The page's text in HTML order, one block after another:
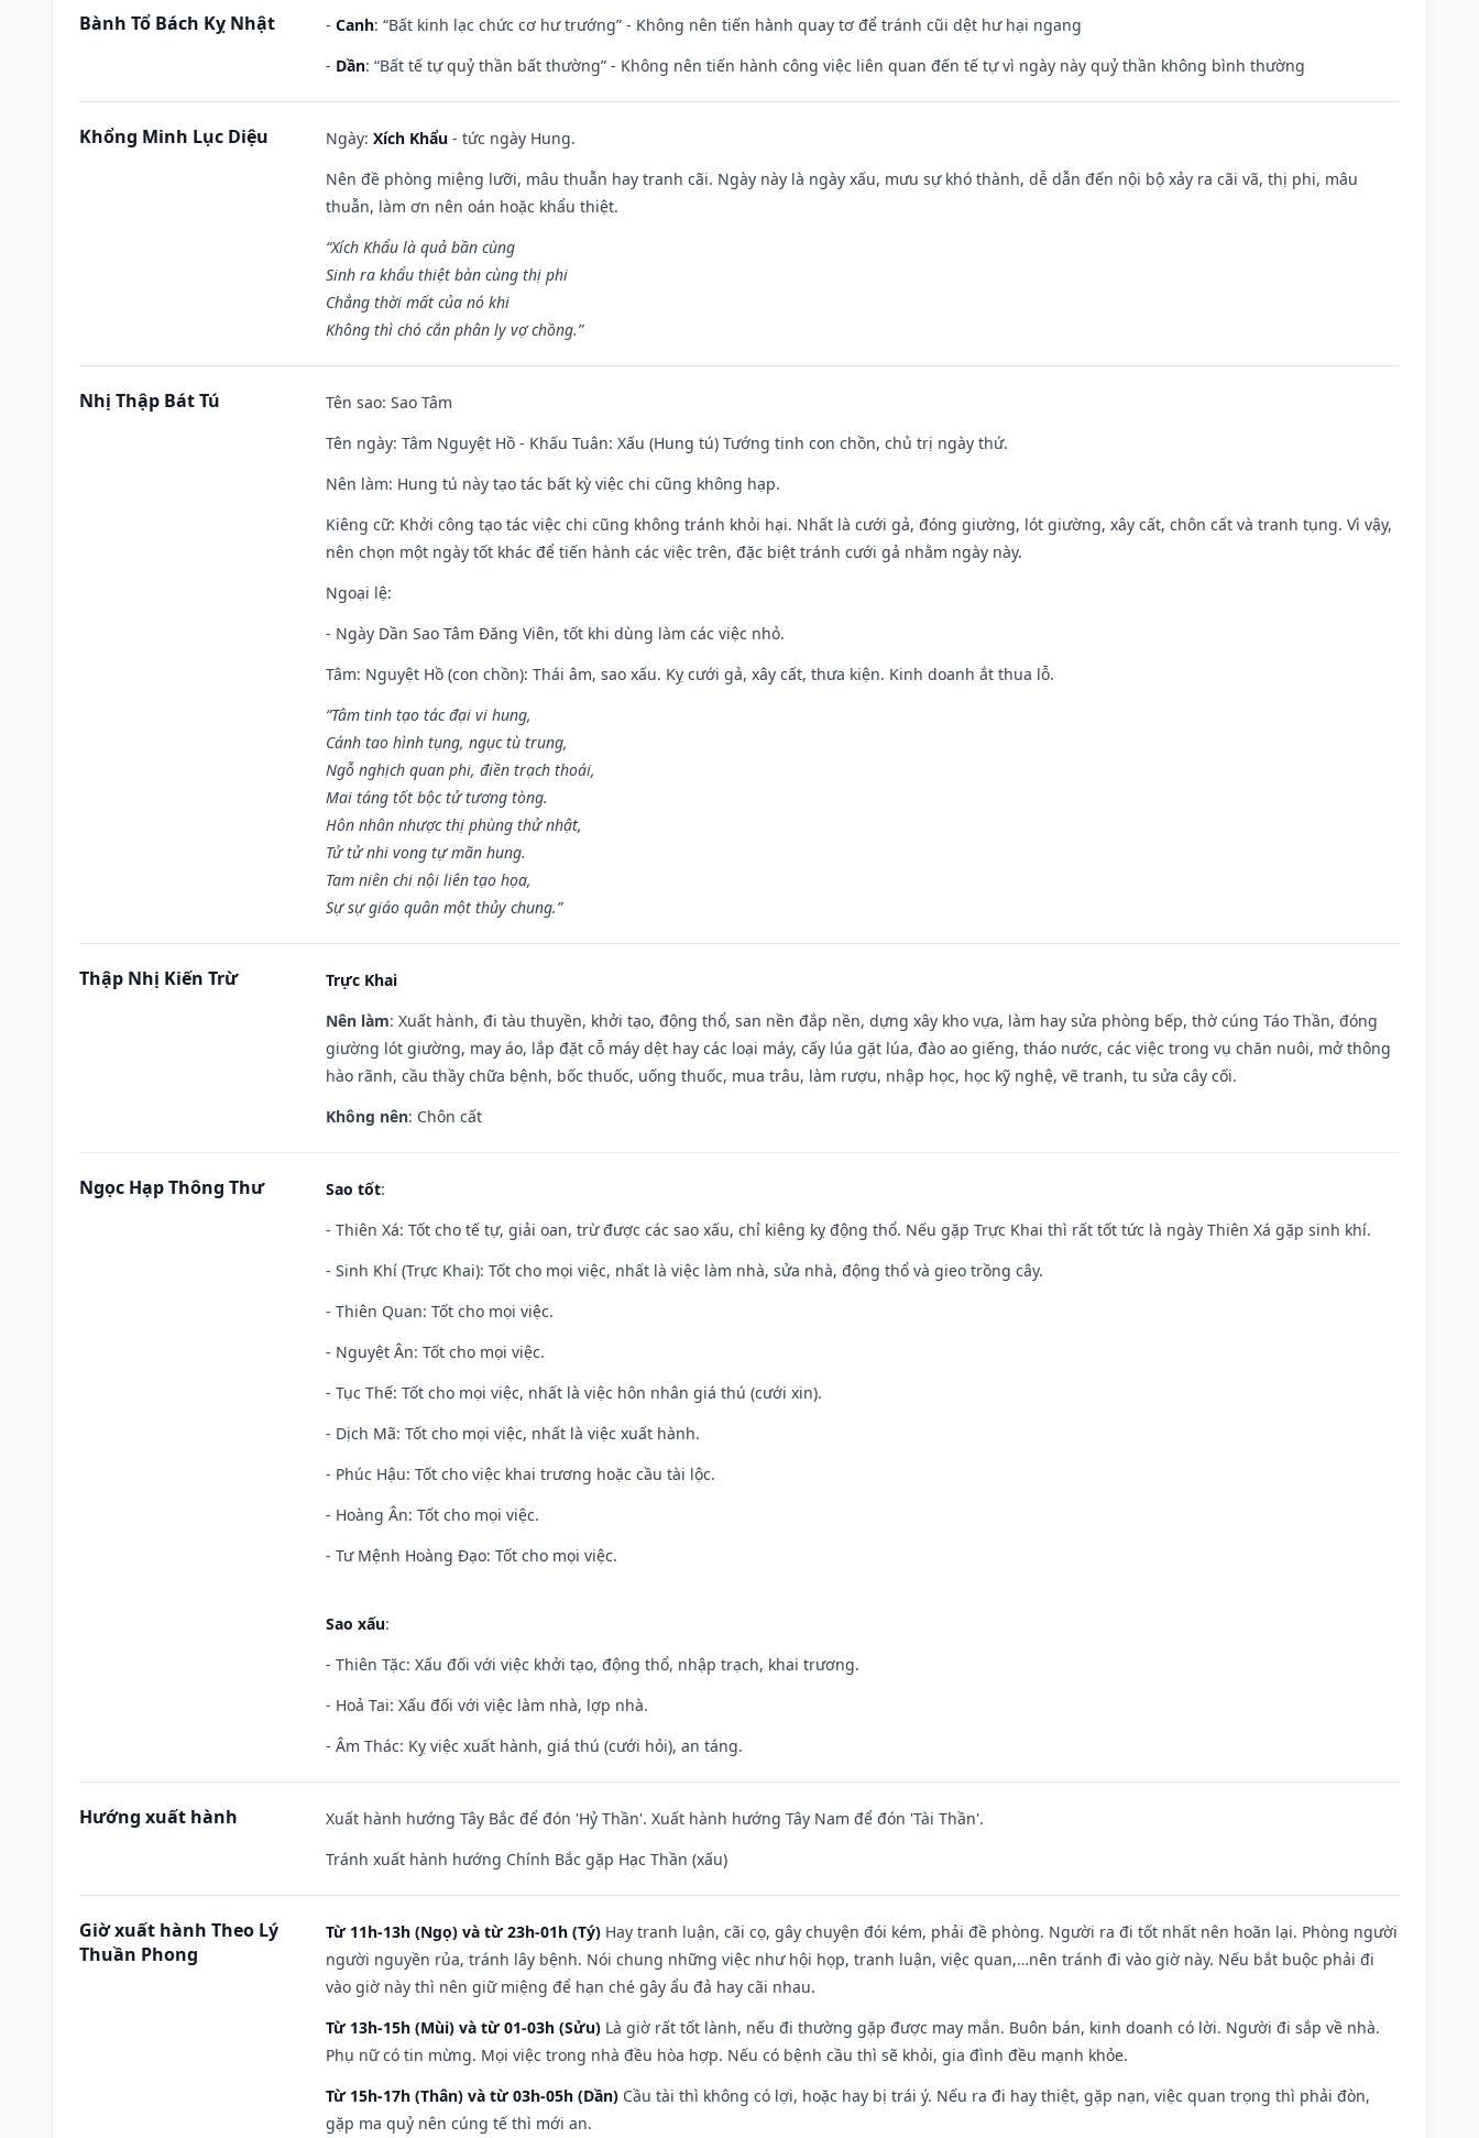
Bành Tổ Bách Kỵ Nhật - Canh: “Bất kinh lạc chức cơ hư trướng” - Không nên tiến hành quay tơ để tránh cũi dệt hư hại ngang
- Dần: “Bất tế tự quỷ thần bất thường” - Không nên tiến hành công việc liên quan đến tế tự vì ngày này quỷ thần không bình thường
Khổng Minh Lục Diệu Ngày: Xích Khẩu - tức ngày Hung.
Nên đề phòng miệng lưỡi, mâu thuẫn hay tranh cãi. Ngày này là ngày xấu, mưu sự khó thành, dễ dẫn đến nội bộ xảy ra cãi vã, thị phi, mâu
thuẫn, làm ơn nên oán hoặc khẩu thiệt.
“Xích Khẩu là quả bần cùng
Sinh ra khẩu thiệt bàn cùng thị phi
Chẳng thời mất của nó khi
Không thì chó cắn phân ly vợ chồng.”
Nhị Thập Bát Tú Tên sao: Sao Tâm
Tên ngày: Tâm Nguyệt Hồ - Khấu Tuân: Xấu (Hung tú) Tướng tinh con chồn, chủ trị ngày thứ.
Nên làm: Hung tú này tạo tác bất kỳ việc chi cũng không hạp.
Kiêng cữ: Khởi công tạo tác việc chi cũng không tránh khỏi hại. Nhất là cưới gả, đóng giường, lót giường, xây cất, chôn cất và tranh tụng. Vì vậy,
nên chọn một ngày tốt khác để tiến hành các việc trên, đặc biệt tránh cưới gả nhằm ngày này.
Ngoại lệ:
- Ngày Dần Sao Tâm Đăng Viên, tốt khi dùng làm các việc nhỏ.
Tâm: Nguyệt Hồ (con chồn): Thái âm, sao xấu. Kỵ cưới gả, xây cất, thưa kiện. Kinh doanh ắt thua lỗ.
“Tâm tinh tạo tác đại vi hung,
Cánh tao hình tụng, ngục tù trung,
Ngỗ nghịch quan phi, điền trạch thoái,
Mai táng tốt bộc tử tương tòng.
Hôn nhân nhược thị phùng thử nhật,
Tử tử nhi vong tự mãn hung.
Tam niên chi nội liên tạo họa,
Sự sự giáo quân một thủy chung.”
Thập Nhị Kiến Trừ
Trực Khai
Nên làm: Xuất hành, đi tàu thuyền, khởi tạo, động thổ, san nền đắp nền, dựng xây kho vựa, làm hay sửa phòng bếp, thờ cúng Táo Thần, đóng
giường lót giường, may áo, lắp đặt cỗ máy dệt hay các loại máy, cấy lúa gặt lúa, đào ao giếng, tháo nước, các việc trong vụ chăn nuôi, mở thông
hào rãnh, cầu thầy chữa bệnh, bốc thuốc, uống thuốc, mua trâu, làm rượu, nhập học, học kỹ nghệ, vẽ tranh, tu sửa cây cối.
Không nên: Chôn cất
Ngọc Hạp Thông Thư Sao tốt:
- Thiên Xá: Tốt cho tế tự, giải oan, trừ được các sao xấu, chỉ kiêng kỵ động thổ. Nếu gặp Trực Khai thì rất tốt tức là ngày Thiên Xá gặp sinh khí.
- Sinh Khí (Trực Khai): Tốt cho mọi việc, nhất là việc làm nhà, sửa nhà, động thổ và gieo trồng cây.
- Thiên Quan: Tốt cho mọi việc.
- Nguyệt Ân: Tốt cho mọi việc.
- Tục Thế: Tốt cho mọi việc, nhất là việc hôn nhân giá thú (cưới xin).
- Dịch Mã: Tốt cho mọi việc, nhất là việc xuất hành.
- Phúc Hậu: Tốt cho việc khai trương hoặc cầu tài lộc.
- Hoàng Ân: Tốt cho mọi việc.
- Tư Mệnh Hoàng Đạo: Tốt cho mọi việc.
Sao xấu:
- Thiên Tặc: Xấu đối với việc khởi tạo, động thổ, nhập trạch, khai trương.
- Hoả Tai: Xấu đối với việc làm nhà, lợp nhà.
- Âm Thác: Kỵ việc xuất hành, giá thú (cưới hỏi), an táng.
Hướng xuất hành
Xuất hành hướng Tây Bắc để đón 'Hỷ Thần'. Xuất hành hướng Tây Nam để đón 'Tài Thần'.
Tránh xuất hành hướng Chính Bắc gặp Hạc Thần (xấu)
Giờ xuất hành Theo Lý
Thuần Phong
Từ 11h-13h (Ngọ) và từ 23h-01h (Tý) Hay tranh luận, cãi cọ, gây chuyện đói kém, phải đề phòng. Người ra đi tốt nhất nên hoãn lại. Phòng người
người nguyền rủa, tránh lây bệnh. Nói chung những việc như hội họp, tranh luận, việc quan,…nên tránh đi vào giờ này. Nếu bắt buộc phải đi
vào giờ này thì nên giữ miệng để hạn ché gây ẩu đả hay cãi nhau.
Từ 13h-15h (Mùi) và từ 01-03h (Sửu) Là giờ rất tốt lành, nếu đi thường gặp được may mắn. Buôn bán, kinh doanh có lời. Người đi sắp về nhà.
Phụ nữ có tin mừng. Mọi việc trong nhà đều hòa hợp. Nếu có bệnh cầu thì sẽ khỏi, gia đình đều mạnh khỏe.
Từ 15h-17h (Thân) và từ 03h-05h (Dần) Cầu tài thì không có lợi, hoặc hay bị trái ý. Nếu ra đi hay thiệt, gặp nạn, việc quan trọng thì phải đòn,
gặp ma quỷ nên cúng tế thì mới an.